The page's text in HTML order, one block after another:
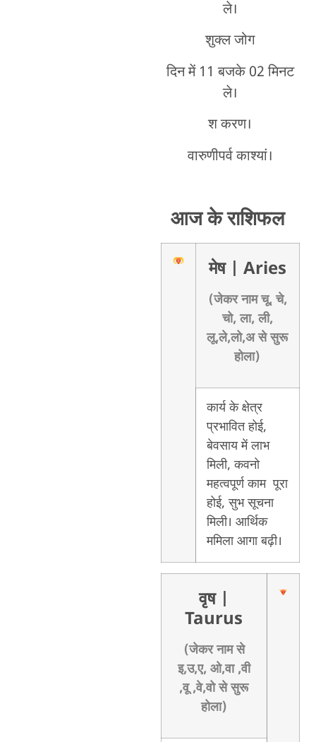
ले।
शुक्ल जोग
दिन में 11 बजके 02 मिनट
ले।
श करण।
वारुणीपर्व काश्यां।
आज के राशिफल
मेष | Aries
(जेकर नाम चू, चे,
चो, ला, ली,
लू,ले,लो,अ से सुरू
होला)
कार्य के क्षेत्र
प्रभावित होई,
बेवसाय में लाभ
मिली, कवनो
महत्वपूर्ण काम पूरा
होई, सुभ सूचना
मिली। आर्थिक
ममिला आगा बढ़ी।
वृष
Taurus
(जेकर नाम से
इ,उ,ए, ओ,वा ,वी
,वू ,वे,वो से सुरू
होला)